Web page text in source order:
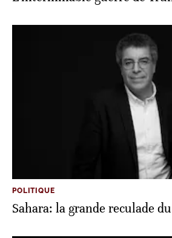
POLITIQUE
Sahara: la grande reculade